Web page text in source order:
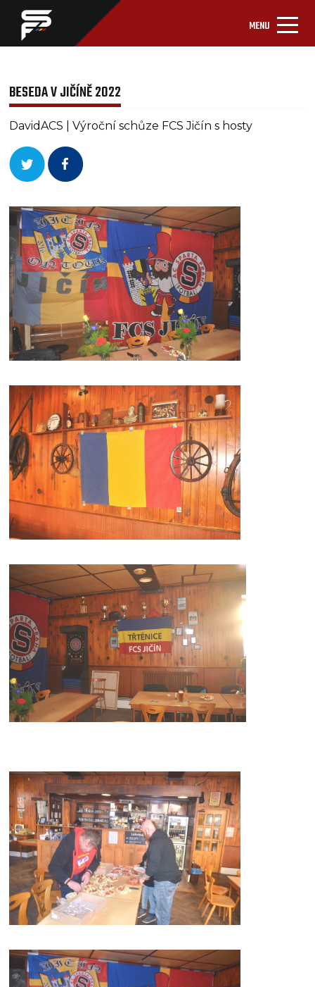
MENU
BESEDA V JIČÍNĚ 2022
DavidACS | Výroční schůze FCS Jičín s hosty